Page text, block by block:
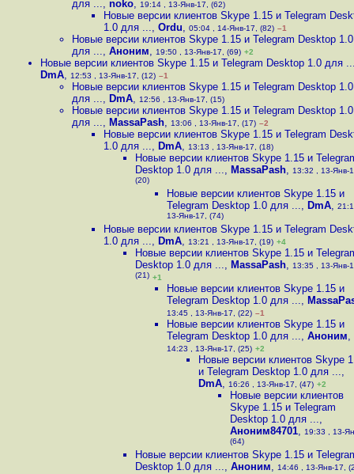
для ..., noko, 19:14 , 13-Янв-17, (62)
Новые версии клиентов Skype 1.15 и Telegram
1.0 для ..., Ordu, 05:04 , 14-Янв-17, (82) –1
Новые версии клиентов Skype 1.15 и Telegram Desktop 1.0
для ..., Аноним, 19:50 , 13-Янв-17, (69) +2
Новые версии клиентов Skype 1.15 и Telegram Desktop 1.0 для
DmA, 12:53 , 13-Янв-17, (12) –1
Новые версии клиентов Skype 1.15 и Telegram Desktop 1.0
для ..., DmA, 12:56 , 13-Янв-17, (15)
Новые версии клиентов Skype 1.15 и Telegram Desktop 1.0
для ..., MassaPash, 13:06 , 13-Янв-17, (17) –2
Новые версии клиентов Skype 1.15 и Telegram
1.0 для ..., DmA, 13:13 , 13-Янв-17, (18)
Новые версии клиентов Skype 1.15 и
Desktop 1.0 для ..., MassaPash, 13:32 , 13-Янв-
(20)
Новые версии клиентов Skype 1.15 и
Telegram Desktop 1.0 для ..., DmA,
13-Янв-17, (74)
Новые версии клиентов Skype 1.15 и Telegram
1.0 для ..., DmA, 13:21 , 13-Янв-17, (19) +4
Новые версии клиентов Skype 1.15 и
Desktop 1.0 для ..., MassaPash, 13:35 , 13-Янв-
(21) +1
Новые версии клиентов Skype 1.15 и
Telegram Desktop 1.0 для ...,
13:45 , 13-Янв-17, (22) –1
Новые версии клиентов Skype 1.15 и
Telegram Desktop 1.0 для ..., Аноним,
14:23 , 13-Янв-17, (25) +2
Новые версии клиентов Skype
и Telegram Desktop 1.0 для ...,
DmA, 16:26 , 13-Янв-17, (47) +2
Новые версии клиентов
Skype 1.15 и Telegram
Desktop 1.0 для ...,
Аноним84701, 19:33 , 13-
(64)
Новые версии клиентов Skype 1.15 и
Desktop 1.0 для ..., Аноним, 14:46 , 13-Янв-17,